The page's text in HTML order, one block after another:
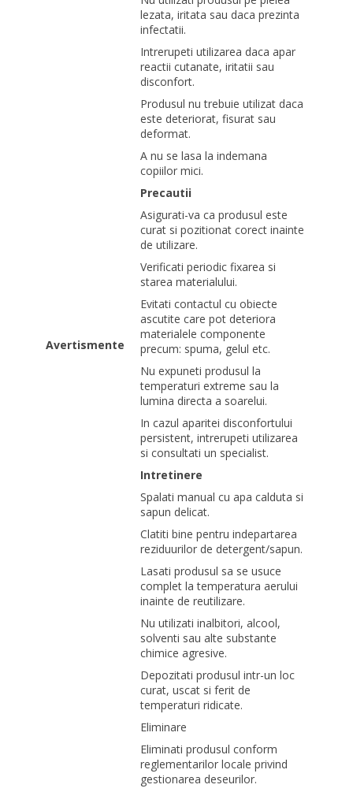
Avertismente
lezata, iritata sau daca prezinta
infectatii.
Intrerupeti utilizarea daca apar
reactii cutanate, iritatii sau
disconfort.
Produsul nu trebuie utilizat daca
este deteriorat, fisurat sau
deformat.
A nu se lasa la indemana
copiilor mici.
Precautii
Asigurati-va ca produsul este
curat si pozitionat corect inainte
de utilizare.
Verificati periodic fixarea si
starea materialului.
Evitati contactul cu obiecte
ascutite care pot deteriora
materialele componente
precum: spuma, gelul etc.
Nu expuneti produsul la
temperaturi extreme sau la
lumina directa a soarelui.
In cazul aparitei disconfortului
persistent, intrerupeti utilizarea
si consultati un specialist.
Intretinere
Spalati manual cu apa calduta si
sapun delicat.
Clatiti bine pentru indepartarea
reziduurilor de detergent/sapun.
Lasati produsul sa se usuce
complet la temperatura aerului
inainte de reutilizare.
Nu utilizati inalbitori, alcool,
solventi sau alte substante
chimice agresive.
Depozitati produsul intr-un loc
curat, uscat si ferit de
temperaturi ridicate.
Eliminare
Eliminati produsul conform
reglementarilor locale privind
gestionarea deseurilor.